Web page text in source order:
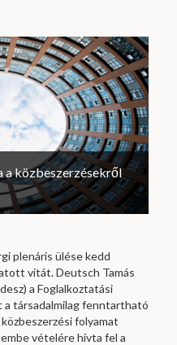
a közbeszerzésekről
plenáris ülése kedd
vitát. Deutsch Tamás
a Foglalkoztatási
társadalmilag fenntartható
folyamat
vételére hívta fel a